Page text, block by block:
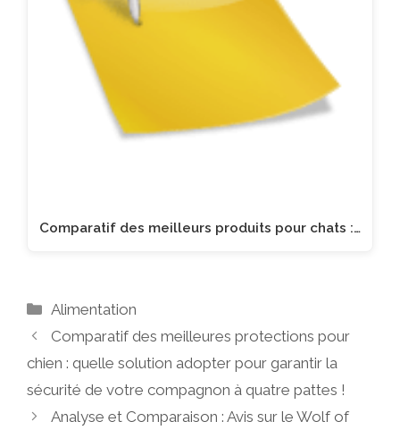
Comparatif des meilleurs produits pour chats :…
Catégories
Alimentation
Comparatif des meilleures protections pour
chien : quelle solution adopter pour garantir la
sécurité de votre compagnon à quatre pattes !
Analyse et Comparaison : Avis sur le Wolf of